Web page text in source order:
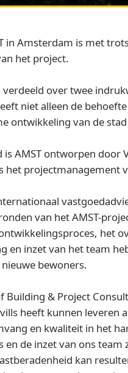
in Amsterdam is met
het project.
over twee
niet alleen de
ontwikkeling van de
AMST ontworpen door
het
van het AMST-
het
en inzet van het team
bewoners.
Building & Project
heeft kunnen
en kwaliteit in het
en de inzet van ons
kan